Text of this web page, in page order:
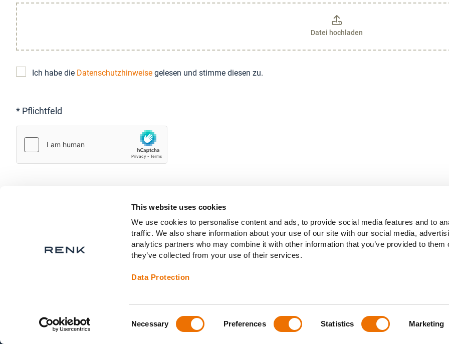
This website uses cookies
We use cookies to personalise content and ads, to provide social media features and to
traffic. We also share information about your use of our site with our social media,
analytics partners who may combine it with other information that you’ve provided to them
they’ve collected from your use of their services.
Data Protection
Necessary Preferences Statistics Marketing
Datei hochladen
Ich habe die Datenschutzhinweise gelesen und stimme diesen zu.
* Pflichtfeld